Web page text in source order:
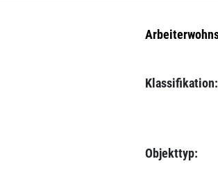
Klassifikation:
Objekttyp: